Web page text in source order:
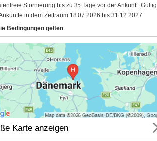
Stornierung bis zu 35 Tage vor der Ankunft. Gültig
in dem Zeitraum 18.07.2026 bis 31.12.2027
Bedingungen gelten
Karte anzeigen